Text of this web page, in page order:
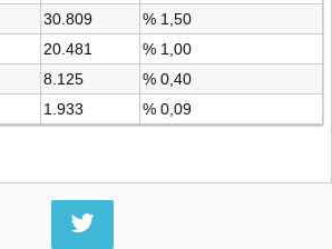
30.809
% 1,50
20.481
% 1,00
8.125
% 0,40
1.933 % 0,09